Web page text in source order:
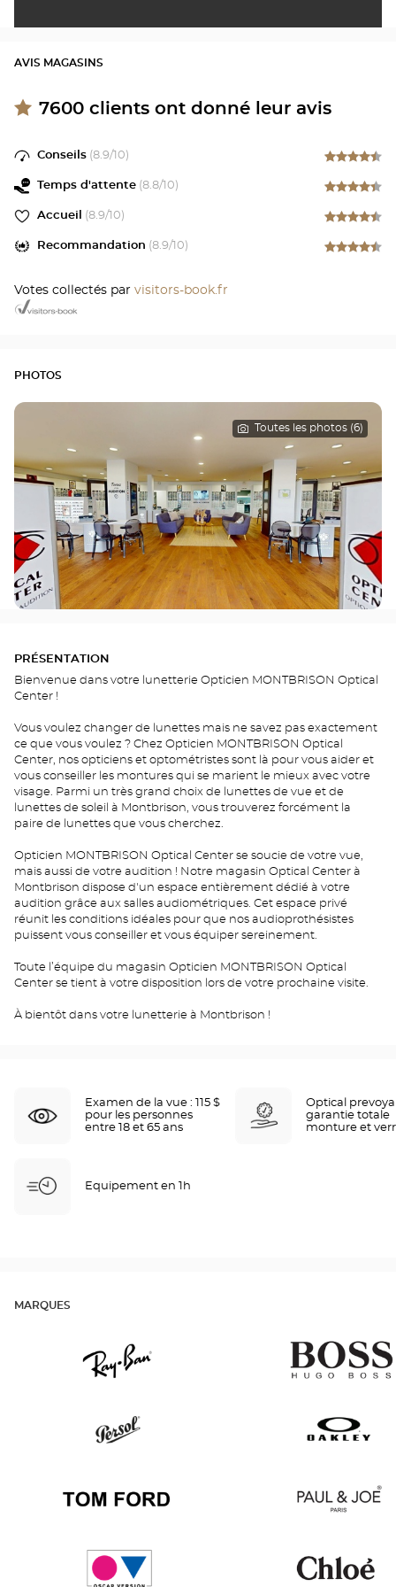
AVIS MAGASINS
7600 clients ont donné leur avis
Conseils (8.9/10)
Temps d'attente (8.8/10)
Accueil (8.9/10)
Recommandation (8.9/10)
Votes collectés par visitors-book.fr
PHOTOS
Toutes les photos (6)
PRÉSENTATION
Bienvenue dans votre lunetterie Opticien MONTBRISON Optical
Center !
Vous voulez changer de lunettes mais ne savez pas exactement
ce que vous voulez ? Chez Opticien MONTBRISON Optical
Center, nos opticiens et optométristes sont là pour vous aider et
vous conseiller les montures qui se marient le mieux avec votre
visage. Parmi un très grand choix de lunettes de vue et de
lunettes de soleil à Montbrison, vous trouverez forcément la
paire de lunettes que vous cherchez.
Opticien MONTBRISON Optical Center se soucie de votre vue,
mais aussi de votre audition ! Notre magasin Optical Center à
Montbrison dispose d'un espace entièrement dédié à votre
audition grâce aux salles audiométriques. Cet espace privé
réunit les conditions idéales pour que nos audioprothésistes
puissent vous conseiller et vous équiper sereinement.
Toute l’équipe du magasin Opticien MONTBRISON Optical
Center se tient à votre disposition lors de votre prochaine visite.
À bientôt dans votre lunetterie à Montbrison !
Examen de la vue : 115 $
pour les personnes
entre 18 et 65 ans
Optical
garantie totale
monture et
Equipement en 1h
MARQUES